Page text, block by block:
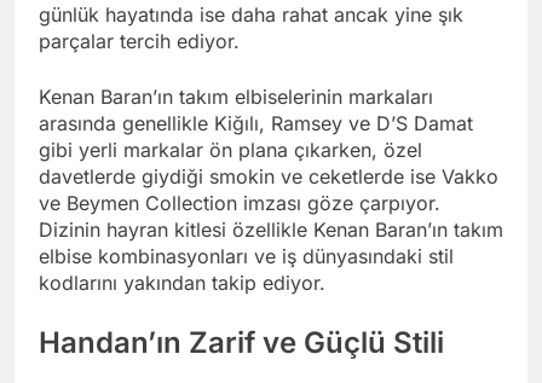
günlük hayatında ise daha rahat ancak yine şık
parçalar tercih ediyor.
Kenan Baran’ın takım elbiselerinin markaları
arasında genellikle Kiğılı, Ramsey ve D’S Damat
gibi yerli markalar ön plana çıkarken, özel
davetlerde giydiği smokin ve ceketlerde ise Vakko
ve Beymen Collection imzası göze çarpıyor.
Dizinin hayran kitlesi özellikle Kenan Baran’ın takım
elbise kombinasyonları ve iş dünyasındaki stil
kodlarını yakından takip ediyor.
Handan’ın Zarif ve Güçlü Stili